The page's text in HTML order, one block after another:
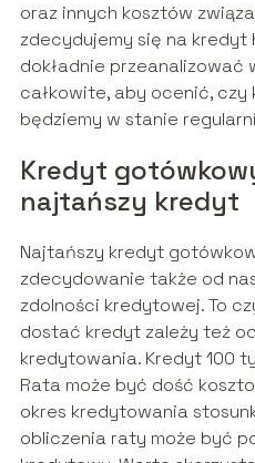
oraz innych kosztów
zdecydujemy się na
dokładnie
całkowite, aby ocenić,
będziemy w stanie
Kredyt
najtańszy kredyt
Najtańszy kredyt
zdecydowanie także od
zdolności kredytowej. To
dostać kredyt zależy też
kredytowania. Kredyt 100
Rata może być dość
okres kredytowania
obliczenia raty może być